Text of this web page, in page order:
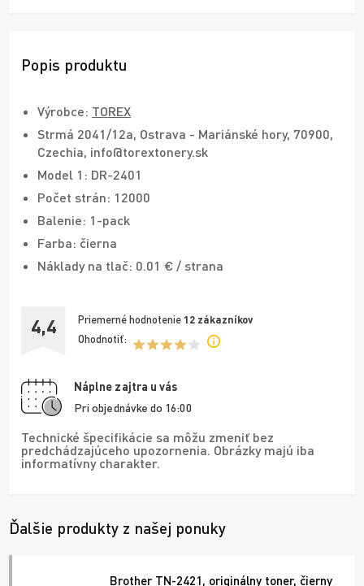
Popis produktu
Výrobce: TOREX
Strmá 2041/12a, Ostrava - Mariánské hory, 70900,
Czechia, info@torextonery.sk
Model 1: DR-2401
Počet strán: 12000
Balenie: 1-pack
Farba: čierna
Náklady na tlač: 0.01 € / strana
4,4 Priemerné hodnotenie 12 zákazníkov
Ohodnotiť:
Náplne zajtra u vás
Pri objednávke do 16:00
Technické špecifikácie sa môžu zmeniť bez
predchádzajúceho upozornenia. Obrázky majú iba
informatívny charakter.
Ďalšie produkty z našej ponuky
Brother TN-2421, originálny toner, čierny